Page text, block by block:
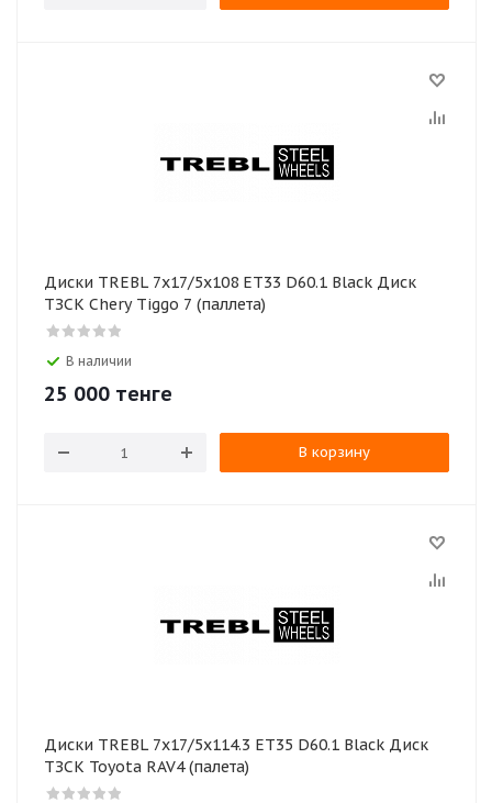
Диски TREBL 7x17/5x108 ET33 D60.1 Black Диск
ТЗСК Chery Tiggo 7 (паллета)
В наличии
25 000 тенге
В корзину
Диски TREBL 7х17/5х114.3 ЕТ35 D60.1 Black Диск
ТЗСК Toyota RAV4 (палета)